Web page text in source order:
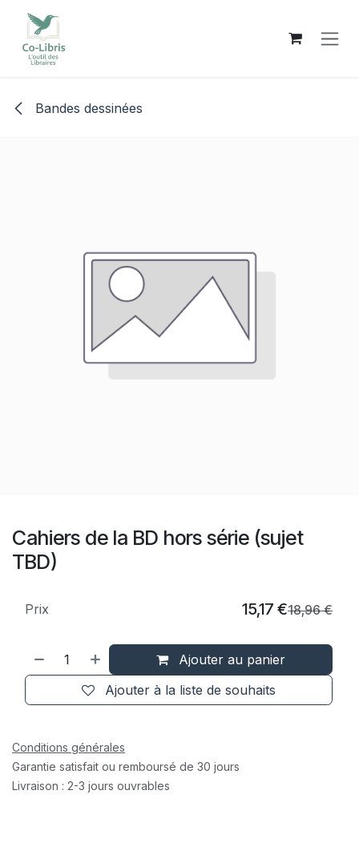
Se rendre au contenu
Bandes dessinées
Cahiers de la BD hors série (sujet
TBD)
Ajouter au panier
Ajouter à la liste de souhaits
Prix 15,17 €18,96€
Conditions générales
Garantie satisfait ou remboursé de 30 jours
Livraison : 2-3 jours ouvrables